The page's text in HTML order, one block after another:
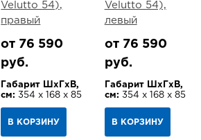
Velutto 54),
правый
от 76 590
руб.
Габарит ШхГхВ,
см: 354 х 168 х 85
В КОРЗИНУ
Velutto 54),
левый
от 76 590
руб.
Габарит ШхГхВ,
см: 354 х 168 х 85
В КОРЗИНУ